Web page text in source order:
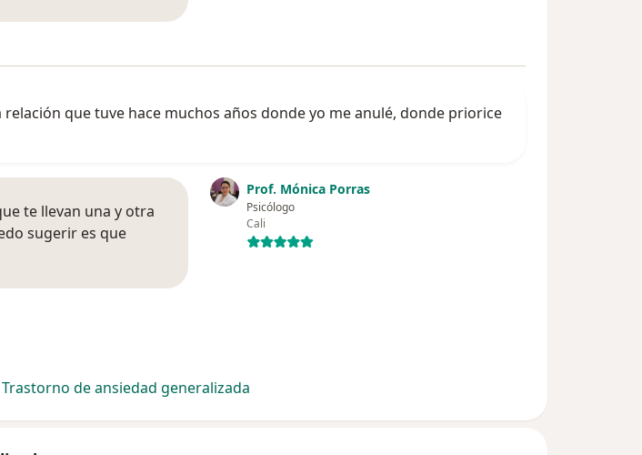
que tuve hace muchos años donde yo me anulé, donde priorice
Prof. Mónica Porras
Psicólogo
Cali
te llevan una y otra
sugerir es que
de ansiedad generalizada